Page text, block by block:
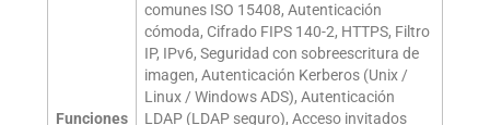
Funciones
comunes ISO 15408, Autenticación
cómoda, Cifrado FIPS 140-2, HTTPS, Filtro
IP, IPv6, Seguridad con sobreescritura de
imagen, Autenticación Kerberos (Unix /
Linux / Windows ADS), Autenticación
LDAP (LDAP seguro), Acceso invitados